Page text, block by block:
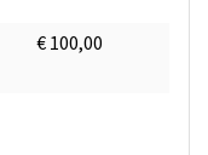
€ 100,00